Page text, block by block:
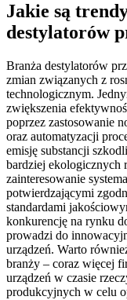
Jakie są
destylatorów
Branża destylatorów
zmian związanych z
technologicznym.
zwiększenia
poprzez zastosowanie
oraz automatyzacji
emisję substancji
bardziej ekologicznych
zainteresowanie
potwierdzającymi
standardami
konkurencję na rynku
prowadzi do
urządzeń. Warto
branży – coraz więcej
urządzeń w czasie
produkcyjnych w celu